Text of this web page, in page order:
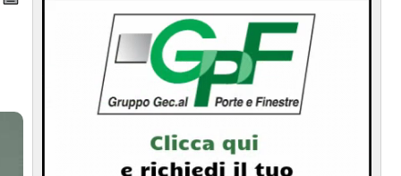
COOKIE POLICY
PRIVACY POLICY
FEED RSS
MAPPA DEL SITO
NORMATIVE
DEONTOLOGICHE